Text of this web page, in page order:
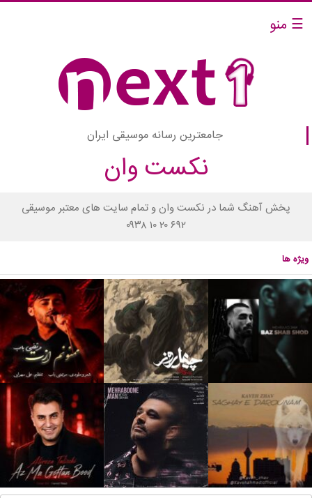
☰ منو
جامعترین رسانه موسیقی ایران
نکست وان
پخش آهنگ شما در نکست وان و تمام سایت های معتبر موسیقی
۰۹۳۸ ۱۰ ۲۰ ۶۹۲
ویژه ها